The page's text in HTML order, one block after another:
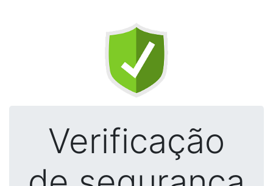
Verificação